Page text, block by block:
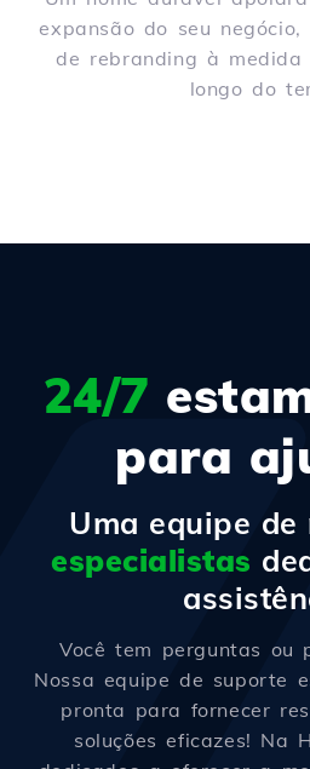
expansão do seu
de rebranding à
longo do
24/7
para
Uma equipe de
especialistas
Você tem perguntas ou
Nossa equipe de suporte
pronta para fornecer
soluções eficazes! Na